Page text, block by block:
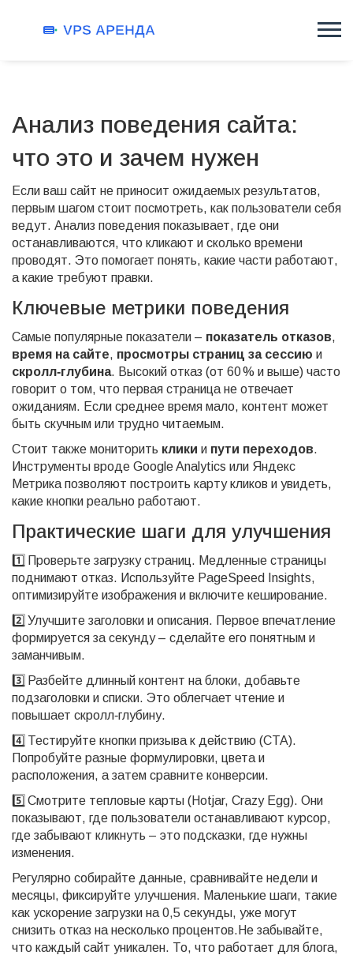
Анализ поведения сайта:
что это и зачем нужен
Если ваш сайт не приносит ожидаемых результатов,
первым шагом стоит посмотреть, как пользователи себя
ведут. Анализ поведения показывает, где они
останавливаются, что кликают и сколько времени
проводят. Это помогает понять, какие части работают,
а какие требуют правки.
Ключевые метрики поведения
Самые популярные показатели – показатель отказов,
время на сайте, просмотры страниц за сессию и
скролл‑глубина. Высокий отказ (от 60 % и выше) часто
говорит о том, что первая страница не отвечает
ожиданиям. Если среднее время мало, контент может
быть скучным или трудно читаемым.
Стоит также мониторить клики и пути переходов.
Инструменты вроде Google Analytics или Яндекс
Метрика позволяют построить карту кликов и увидеть,
какие кнопки реально работают.
Практические шаги для улучшения
1️⃣ Проверьте загрузку страниц. Медленные страницы
поднимают отказ. Используйте PageSpeed Insights,
оптимизируйте изображения и включите кеширование.
2️⃣ Улучшите заголовки и описания. Первое впечатление
формируется за секунду – сделайте его понятным и
заманчивым.
3️⃣ Разбейте длинный контент на блоки, добавьте
подзаголовки и списки. Это облегчает чтение и
повышает скролл‑глубину.
4️⃣ Тестируйте кнопки призыва к действию (CTA).
Попробуйте разные формулировки, цвета и
расположения, а затем сравните конверсии.
5️⃣ Смотрите тепловые карты (Hotjar, Crazy Egg). Они
показывают, где пользователи останавливают курсор,
где забывают кликнуть – это подсказки, где нужны
изменения.
Регулярно собирайте данные, сравнивайте недели и
месяцы, фиксируйте улучшения. Маленькие шаги, такие
как ускорение загрузки на 0,5 секунды, уже могут
снизить отказ на несколько процентов.Не забывайте,
что каждый сайт уникален. То, что работает для блога,